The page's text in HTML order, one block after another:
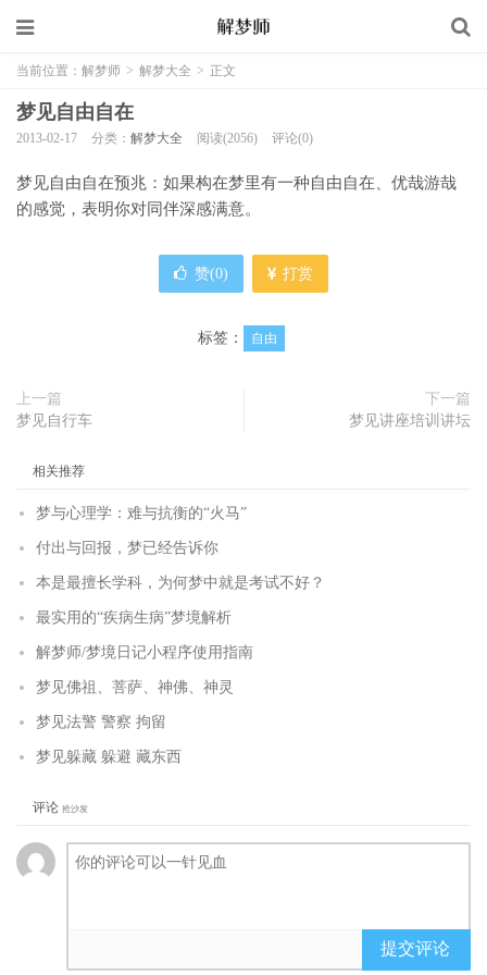
当前位置： 解梦师 > 解梦大全 > 正文
梦见自由自在
2013-02-17 分类： 解梦大全 阅读(2056) 评论(0)
梦见自由自在预兆：如果构在梦里有一种自由自在、优哉游哉
的感觉，表明你对同伴深感满意。
赞(0) 打赏
标签： 自由
上一篇
梦见自行车
下一篇
梦见讲座培训讲坛
相关推荐
梦与心理学：难与抗衡的“火马”
付出与回报，梦已经告诉你
本是最擅长学科，为何梦中就是考试不好？
最实用的“疾病生病”梦境解析
解梦师/梦境日记小程序使用指南
梦见佛祖、菩萨、神佛、神灵
梦见法警 警察 拘留
梦见躲藏 躲避 藏东西
评论 抢沙发
提交评论